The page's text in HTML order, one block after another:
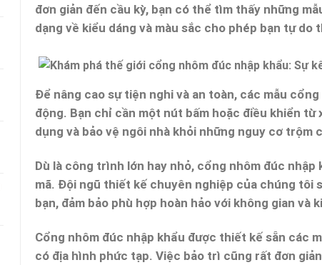
đơn giản đến cầu kỳ, bạn có thể tìm thấy những
dạng về kiểu dáng và màu sắc cho phép bạn tự
Để nâng cao sự tiện nghi và an toàn, các mẫu
động. Bạn chỉ cần một nút bấm hoặc điều khiển
dụng và bảo vệ ngôi nhà khỏi những nguy cơ trộm
Dù là công trình lớn hay nhỏ, cổng nhôm đúc
mã. Đội ngũ thiết kế chuyên nghiệp của chúng tôi
bạn, đảm bảo phù hợp hoàn hảo với không gian
Cổng nhôm đúc nhập khẩu được thiết kế sẵn các
có địa hình phức tạp. Việc bảo trì cũng rất đơn